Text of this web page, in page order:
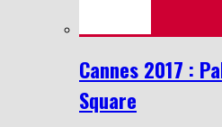
Cannes 2017 :
Square